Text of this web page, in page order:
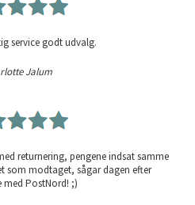
service godt udvalg.
Jalum
returnering, pengene indsat samme
som modtaget, sågar dagen efter
med PostNord! ;)